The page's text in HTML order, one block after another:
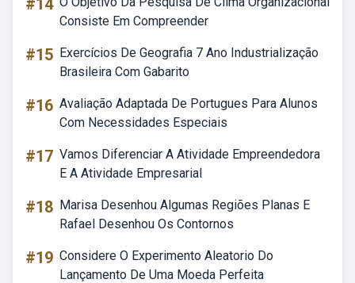
#14
Consiste Em Compreender
#15 Exercícios De Geografia 7 Ano Industrialização
Brasileira Com Gabarito
#16 Avaliação Adaptada De Portugues Para Alunos
Com Necessidades Especiais
#17 Vamos Diferenciar A Atividade Empreendedora
E A Atividade Empresarial
#18 Marisa Desenhou Algumas Regiões Planas E
Rafael Desenhou Os Contornos
#19 Considere O Experimento Aleatorio Do
Lançamento De Uma Moeda Perfeita